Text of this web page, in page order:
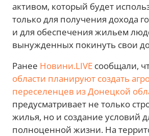
активом, который будет
только для получения дохода
и для обеспечения жильем
вынужденных покинуть свои
Ранее Новини.LIVE сообщали,
области планируют создать
переселенцев из Донецкой
предусматривает не только
жилья, но и создание условий
полноценной жизни. На